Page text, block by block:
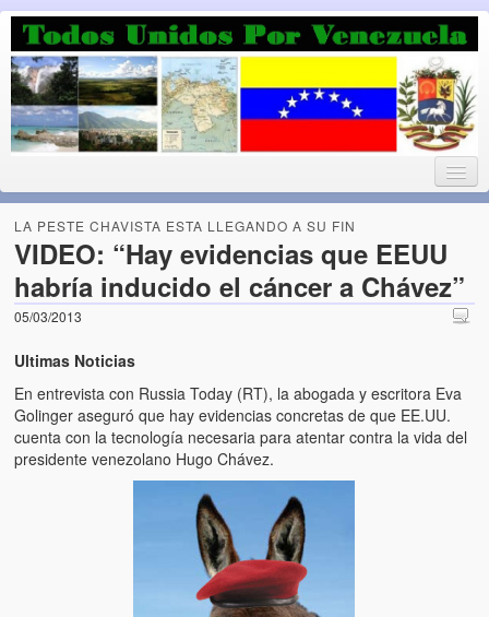
Luchando por la Democracia
Fuera el chavismo, la peor peste que le ha caido a esta tierra
Home
Blog. (Todos Unidos por Venezuela welcomes you to our Blog)
Acerca de este blog (About this Blog)
El Tipo y los Rojos en Los Teques (The Jerk and the Reds in
Hablé con Chavistas (I spoke with chavistas)
LA PESTE CHAVISTA ESTA LLEGANDO A SU FIN
VIDEO: “Hay evidencias que EEUU
habría inducido el cáncer a Chávez”
05/03/2013
Ultimas Noticias
En entrevista con Russia Today (RT), la abogada y escritora Eva
Golinger aseguró que hay evidencias concretas de que EE.UU.
cuenta con la tecnología necesaria para atentar contra la vida del
presidente venezolano Hugo Chávez.